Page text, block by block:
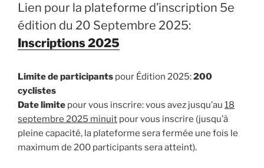
Lien pour la plateforme d’inscription 5e
édition du 20 Septembre 2025:
Inscriptions 2025
Limite de participants pour Édition 2025:200
cyclistes
Date limite pour vous inscrire: vous avez jusqu’au 18
septembre 2025 minuit pour vous inscrire (jusqu’à
pleine capacité, la plateforme sera fermée une fois le
maximum de 200 participants sera atteint).